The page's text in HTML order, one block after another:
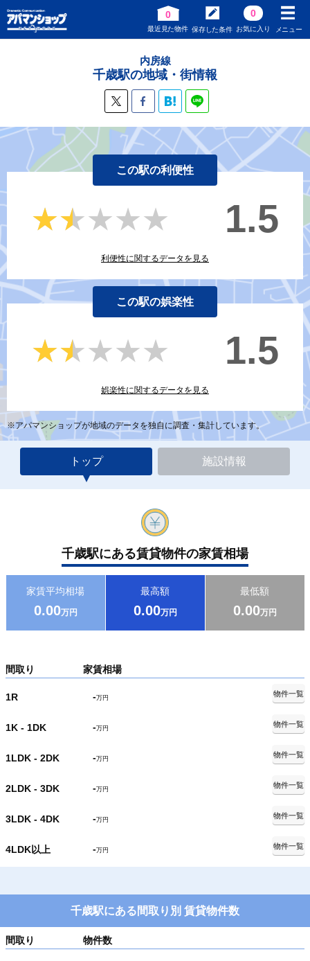
0
最近見た物件 保存した条件
0
お気に入り メニュー
内房線
千歳駅の地域・街情報
この駅の利便性
★★★★★
★★★★★ 1.5
利便性に関するデータを見る
この駅の娯楽性
★★★★★
★★★★★ 1.5
娯楽性に関するデータを見る
※アパマンショップが地域のデータを独自に調査・集計しています。
トップ 施設情報
千歳駅にある賃貸物件の家賃相場
家賃平均相場
0.00万円
最高額
0.00万円
最低額
0.00万円
間取り 家賃相場
1R -万円
物件一覧
1K - 1DK -万円
物件一覧
1LDK - 2DK -万円
物件一覧
2LDK - 3DK -万円
物件一覧
3LDK - 4DK -万円
物件一覧
4LDK以上 -万円
物件一覧
千歳駅にある間取り別 賃貸物件数
間取り 物件数